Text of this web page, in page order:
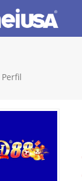
Perfil